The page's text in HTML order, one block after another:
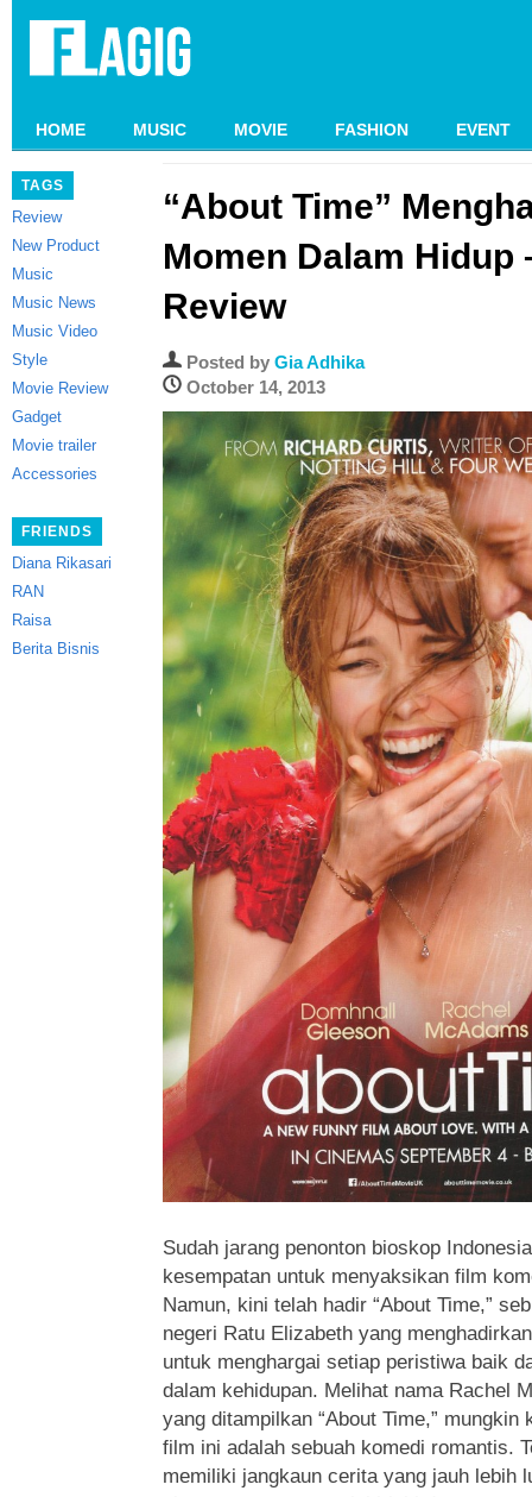
HOME MUSIC MOVIE FASHION EVENT
TAGS
Review
New Product
Music
Music News
Music Video
Style
Movie Review
Gadget
Movie trailer
Accessories
FRIENDS
Diana Rikasari
RAN
Raisa
Berita Bisnis
“About Time”
Momen Dalam Hidup
Review
Posted by Gia Adhika
October 14, 2013
Sudah jarang penonton bioskop
kesempatan untuk menyaksikan film
Namun, kini telah hadir “About Time,”
negeri Ratu Elizabeth yang
untuk menghargai setiap peristiwa baik
dalam kehidupan. Melihat nama Rachel
yang ditampilkan “About Time,” mungkin
film ini adalah sebuah komedi romantis.
memiliki jangkaun cerita yang jauh lebih